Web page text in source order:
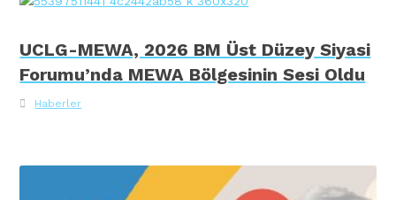
UCLG-MEWA, 2026 BM Üst Düzey Siyasi
Forumu’nda MEWA Bölgesinin Sesi Oldu
Haberler